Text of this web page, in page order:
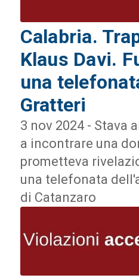
Calabria.
Klaus Davi.
una
Gratteri
3 nov 2024 - Stava
a incontrare una
prometteva
una telefonata
di Catanzaro